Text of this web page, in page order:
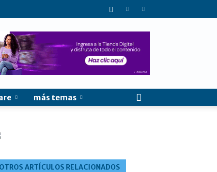
más temas
OTROS ARTÍCULOS RELACIONADOS